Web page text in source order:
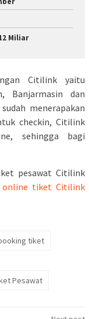
Miliar
Citilink yaitu
Banjarmasin dan
menerapakan
checkin, Citilink
sehingga bagi
pesawat Citilink
online tiket Citilink
tiket
Pesawat